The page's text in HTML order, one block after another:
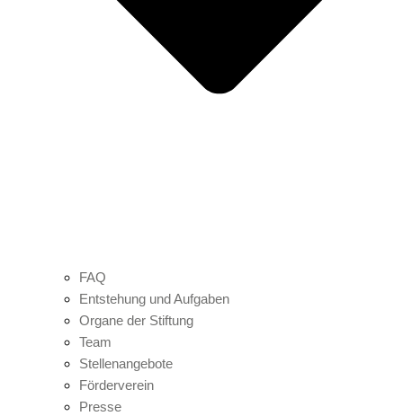
FAQ
Entstehung und Aufgaben
Organe der Stiftung
Team
Stellenangebote
Förderverein
Presse